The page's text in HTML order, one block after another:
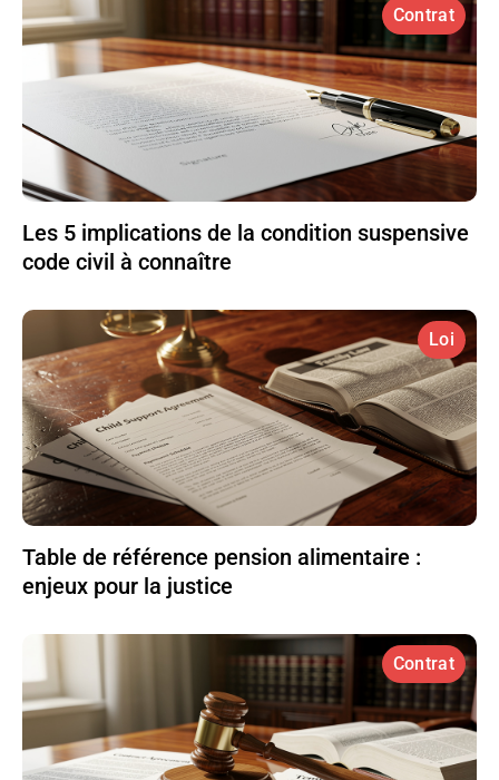
Contrat
Les 5 implications de la condition suspensive
code civil à connaître
Loi
Table de référence pension alimentaire :
enjeux pour la justice
Contrat